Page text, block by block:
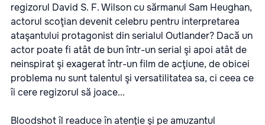
regizorul David S. F. Wilson cu sărmanul Sam Heughan,
actorul scoţian devenit celebru pentru interpretarea
ataşantului protagonist din serialul Outlander? Dacă un
actor poate fi atât de bun într-un serial şi apoi atât de
neinspirat şi exagerat într-un film de acţiune, de obicei
problema nu sunt talentul şi versatilitatea sa, ci ceea ce
îi cere regizorul să joace...
Bloodshotîl readuce în atenţie şi pe amuzantul